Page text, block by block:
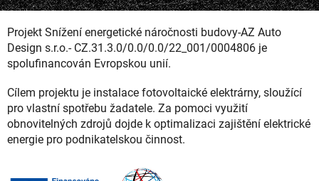
Projekt Snížení energetické náročnosti budovy-AZ Auto
Design s.r.o.- CZ.31.3.0/0.0/0.0/22_001/0004806 je
spolufinancován Evropskou unií.
Cílem projektu je instalace fotovoltaické elektrárny, sloužící
pro vlastní spotřebu žadatele. Za pomoci využití
obnovitelných zdrojů dojde k optimalizaci zajištění elektrické
energie pro podnikatelskou činnost.